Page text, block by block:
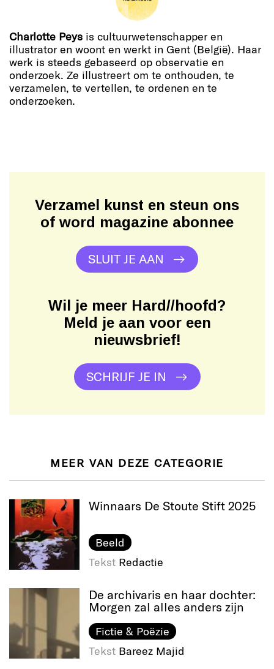
Charlotte Peys is cultuurwetenschapper en
illustrator en woont en werkt in Gent (België). Haar
werk is steeds gebaseerd op observatie en
onderzoek. Ze illustreert om te onthouden, te
verzamelen, te vertellen, te ordenen en te
onderzoeken.
Verzamel kunst en steun ons
of word magazine abonnee
SLUIT JE AAN
Wil je meer Hard//hoofd?
Meld je aan voor een
nieuwsbrief!
SCHRIJF JE IN
MEER VAN DEZE CATEGORIE
Winnaars De Stoute Stift 2025
Beeld
Tekst Redactie
De archivaris en haar dochter:
Morgen zal alles anders zijn
Fictie & Poëzie
Tekst Bareez Majid